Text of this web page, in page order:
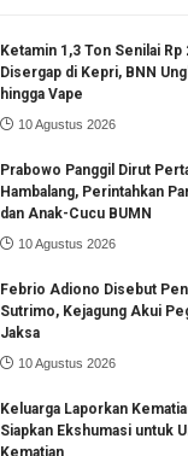
Ketamin 1,3 Ton Senilai Rp
Disergap di Kepri, BNN
hingga Vape
10 Agustus 2026
Prabowo Panggil Dirut
Hambalang, Perintahkan
dan Anak-Cucu BUMN
10 Agustus 2026
Febrio Adiono Disebut
Sutrimo, Kejagung Akui
Jaksa
10 Agustus 2026
Keluarga Laporkan
Siapkan Ekshumasi untuk